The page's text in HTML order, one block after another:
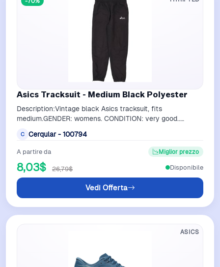
Asics Tracksuit - Medium Black Polyester
Description:Vintage black Asics tracksuit, fits
medium.GENDER: womens. CONDITION: very good..
C Cerqular - 100794
A partire da
8,03$ 26,79$
Miglior prezzo
Vedi Offerta
Disponibile
ASICS